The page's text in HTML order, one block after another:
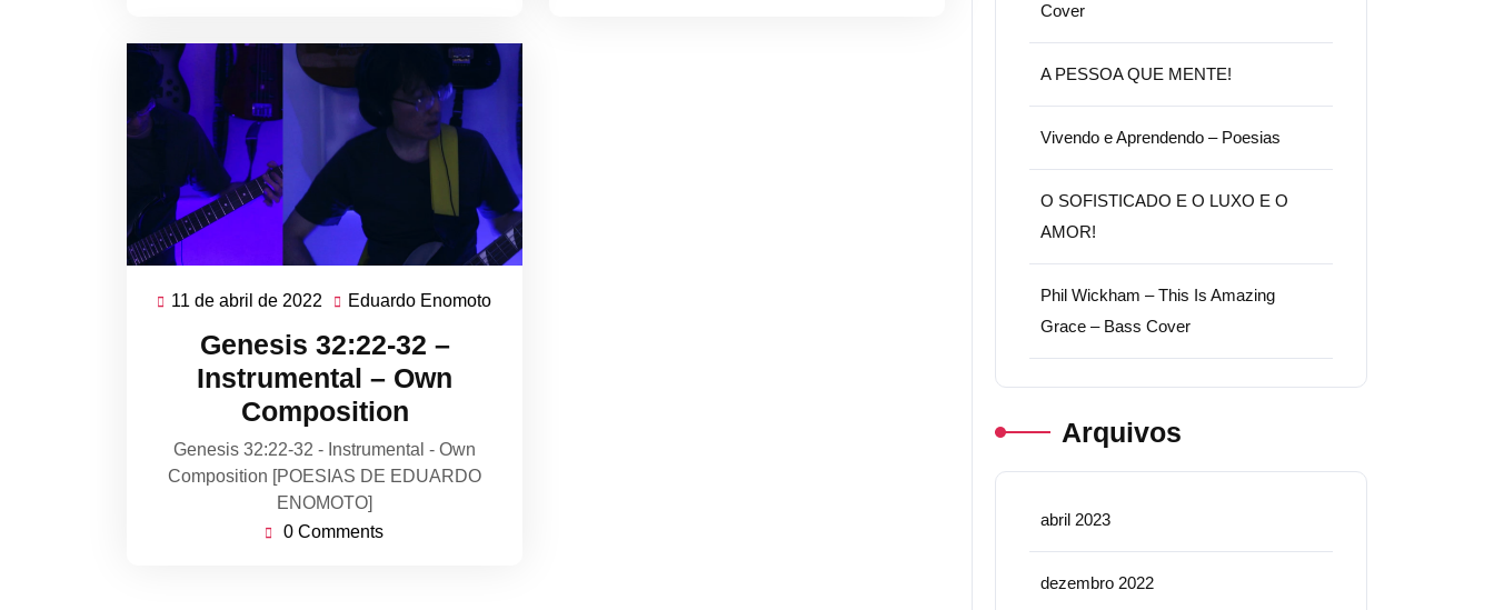
11 de abril de 2022 11
abril
de
2022
Eduardo Enomoto
Genesis 32:22-32 –
Instrumental – Own
Composition
Genesis 32:22-32 - Instrumental - Own
Composition [POESIAS DE EDUARDO
ENOMOTO]
0 Comments
Cover
A PESSOA QUE MENTE!
Vivendo e Aprendendo – Poesias
O SOFISTICADO E O LUXO E O
AMOR!
Phil Wickham – This Is Amazing
Grace – Bass Cover
Arquivos
abril 2023
dezembro 2022